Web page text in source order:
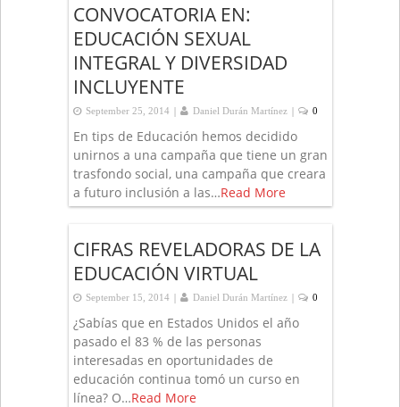
CONVOCATORIA EN:
EDUCACIÓN SEXUAL
INTEGRAL Y DIVERSIDAD
INCLUYENTE
September 25, 2014 | Daniel Durán Martínez | 0
En tips de Educación hemos decidido
unirnos a una campaña que tiene un gran
trasfondo social, una campaña que creara
a futuro inclusión a las…Read More
CIFRAS REVELADORAS DE LA
EDUCACIÓN VIRTUAL
September 15, 2014 | Daniel Durán Martínez | 0
¿Sabías que en Estados Unidos el año
pasado el 83 % de las personas
interesadas en oportunidades de
educación continua tomó un curso en
línea? O…Read More